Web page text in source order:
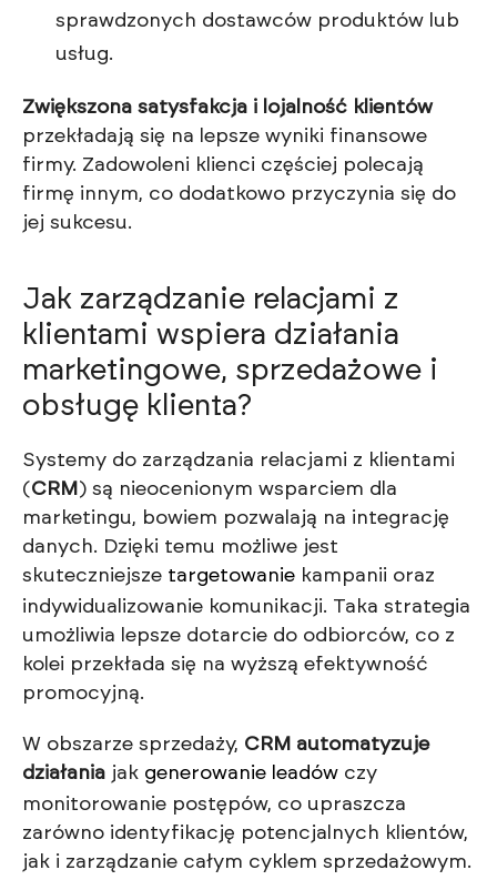
sprawdzonych dostawców produktów lub
usług.
Zwiększona satysfakcja i lojalność klientów
przekładają się na lepsze wyniki finansowe
firmy. Zadowoleni klienci częściej polecają
firmę innym, co dodatkowo przyczynia się do
jej sukcesu.
Jak zarządzanie relacjami z
klientami wspiera działania
marketingowe, sprzedażowe i
obsługę klienta?
Systemy do zarządzania relacjami z klientami
(CRM ) są nieocenionym wsparciem dla
marketingu, bowiem pozwalają na integrację
danych. Dzięki temu możliwe jest
skuteczniejsze targetowanie kampanii oraz
indywidualizowanie komunikacji. Taka strategia
umożliwia lepsze dotarcie do odbiorców, co z
kolei przekłada się na wyższą efektywność
promocyjną.
W obszarze sprzedaży, CRM automatyzuje
działania jak generowanie leadów czy
monitorowanie postępów, co upraszcza
zarówno identyfikację potencjalnych klientów,
jak i zarządzanie całym cyklem sprzedażowym.